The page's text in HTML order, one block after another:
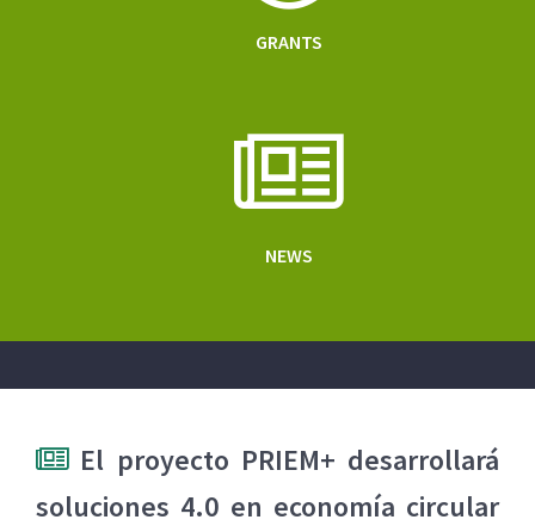
GRANTS
NEWS
El proyecto PRIEM+ desarrollará
soluciones 4.0 en economía circular